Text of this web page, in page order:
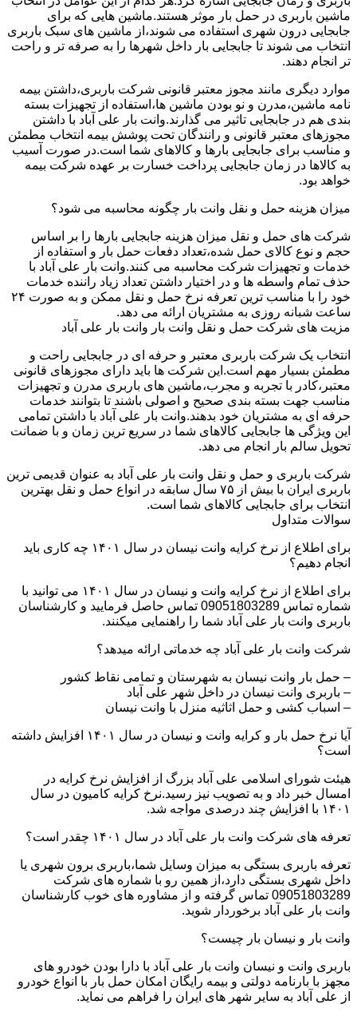
ماشین باربری در حمل بار موثر هستند.ماشین هایی که برای
جابجایی درون شهری استفاده می شوند،از ماشین های سبک باربری
انتخاب می شوند تا جابجایی بار داخل شهرها را به صرفه تر و راحت
تر انجام دهند.
موارد دیگری مانند مجوز معتبر قانونی شرکت باربری،داشتن بیمه
نامه ماشین،مدرن و نو بودن ماشین ها،استفاده از تجهیزات بسته
بندی هم در جابجایی تاثیر می گذارند.وانت بار علی آباد با داشتن
مجوزهای معتبر قانونی و رانندگان تحت پوشش بیمه انتخاب مطمئن
و مناسب برای جابجایی بارها و کالاهای شما است.در صورت آسیب
به کالاها در زمان جابجایی پرداخت خسارت بر عهده شرکت بیمه
خواهد بود.
میزان هزینه حمل و نقل وانت بار چگونه محاسبه می شود؟
شرکت های حمل و نقل میزان هزینه جابجایی بارها را بر اساس
حجم و نوع کالای حمل شده،تعداد دفعات حمل بار و استفاده از
خدمات و تجهیزات شرکت محاسبه می کنند.وانت بار علی آباد با
حذف تمام واسطه ها و در اختیار داشتن تعداد زیاد راننده خدمات
خود را با مناسب ترین تعرفه نرخ حمل و نقل ممکن و به صورت ۲۴
ساعت شبانه روزی به مشتریان ارائه می دهد.
مزیت های شرکت حمل و نقل وانت بار وانت بار علی آباد
انتخاب یک شرکت باربری معتبر و حرفه ای در جابجایی راحت و
مطمئن بسیار مهم است.این شرکت ها باید دارای مجوزهای قانونی
معتبر،کادر با تجربه و مجرب،ماشین های باربری مدرن و تجهیزات
مناسب جهت بسته بندی صحیح و اصولی باشند تا بتوانند خدمات
حرفه ای به مشتریان خود بدهند.وانت بار علی آباد با داشتن تمامی
این ویژگی ها جابجایی کالاهای شما در سریع ترین زمان و با ضمانت
تحویل سالم بار انجام می دهد.
شرکت باربری و حمل و نقل وانت بار علی آباد به عنوان قدیمی ترین
باربری ایران با بیش از ۷۵ سال سابقه در انواع حمل و نقل بهترین
انتخاب برای جابجایی کالاهای شما است.
سوالات متداول
برای اطلاع از نرخ کرایه وانت نیسان در سال ۱۴۰۱ چه کاری باید
انجام دهیم؟
برای اطلاع از نرخ کرایه وانت و نیسان در سال ۱۴۰۱ می توانید با
شماره تماس 09051803289 تماس حاصل فرمایید و کارشناسان
باربری وانت بار علی آباد شما را راهنمایی میکنند.
شرکت وانت بار علی آباد چه خدماتی ارائه میدهد؟
– حمل بار وانت نیسان به شهرستان و تمامی نقاط کشور
– باربری وانت نیسان در داخل شهر علی آباد
– اسباب کشی و حمل اثاثیه منزل با وانت نیسان
آیا نرخ حمل بار و کرایه وانت و نیسان در سال ۱۴۰۱ افزایش داشته
است؟
هیئت شورای اسلامی علی آباد بزرگ از افزایش نرخ کرایه در
امسال خبر داد و به تصویب نیز رسید.نرخ کرایه کامیون در سال
۱۴۰۱ با افزایش چند درصدی مواجه شد.
تعرفه های شرکت وانت بار علی آباد در سال ۱۴۰۱ چقدر است؟
تعرفه باربری بستگی به میزان وسایل شما،باربری برون شهری یا
داخل شهری بستگی دارد،از همین رو با شماره های شرکت
09051803289 تماس گرفته و از مشاوره های خوب کارشناسان
وانت بار علی آباد برخوردار شوید.
وانت بار و نیسان بار چیست؟
باربری وانت و نیسان وانت بار علی آباد با دارا بودن خودرو های
مجهز با بارنامه دولتی و بیمه رایگان امکان حمل بار با انواع خودرو
از علی آباد به سایر شهر های ایران را فراهم می نماید.